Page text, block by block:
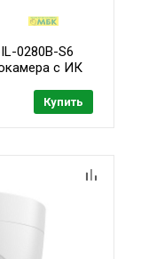
0280B-S6
с ИК
Купить